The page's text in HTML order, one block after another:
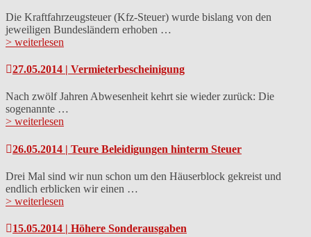
Die Kraftfahrzeugsteuer (Kfz-Steuer) wurde bislang von den
jeweiligen Bundesländern erhoben …
> weiterlesen
27.05.2014 | Vermieterbescheinigung
Nach zwölf Jahren Abwesenheit kehrt sie wieder zurück: Die
sogenannte …
> weiterlesen
26.05.2014 | Teure Beleidigungen hinterm Steuer
Drei Mal sind wir nun schon um den Häuserblock gekreist und
endlich erblicken wir einen …
> weiterlesen
15.05.2014 | Höhere Sonderausgaben